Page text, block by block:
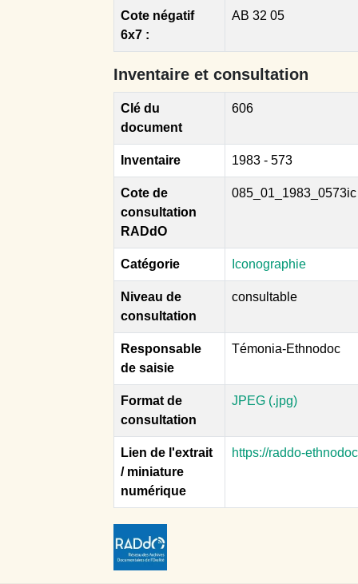
Cote négatif
6x7 :
AB 32 05
Inventaire et consultation
Clé du
document
606
Inventaire 1983 - 573
Cote de
consultation
RADdO
085_01_1983_0573ic
Catégorie Iconographie
Niveau de
consultation
consultable
Responsable
de saisie
Témonia-Ethnodoc
Format de
consultation
JPEG (.jpg)
Lien de l'extrait
/ miniature
numérique
https://raddo-